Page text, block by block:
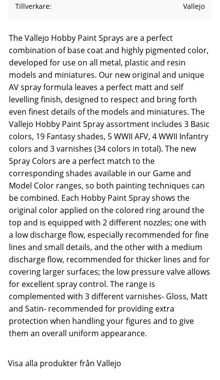
Tillverkare
Vallejo
The Vallejo Hobby Paint Sprays are a perfect
combination of base coat and highly pigmented color,
developed for use on all metal, plastic and resin
models and miniatures. Our new original and unique
AV spray formula leaves a perfect matt and self
levelling finish, designed to respect and bring forth
even finest details of the models and miniatures. The
Vallejo Hobby Paint Spray assortment includes 3 Basic
colors, 19 Fantasy shades, 5 WWII AFV, 4 WWII Infantry
colors and 3 varnishes (34 colors in total). The new
Spray Colors are a perfect match to the
corresponding shades available in our Game and
Model Color ranges, so both painting techniques can
be combined. Each Hobby Paint Spray shows the
original color applied on the colored ring around the
top and is equipped with 2 different nozzles; one with
a low discharge flow, especially recommended for fine
lines and small details, and the other with a medium
discharge flow, recommended for thicker lines and for
covering larger surfaces; the low pressure valve allows
for excellent spray control. The range is
complemented with 3 different varnishes- Gloss, Matt
and Satin- recommended for providing extra
protection when handling your figures and to give
them an overall uniform appearance.
Visa alla produkter från Vallejo